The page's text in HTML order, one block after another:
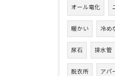
オール電化
暖かい 冷め
尿石 排水管
脱衣所 アパ